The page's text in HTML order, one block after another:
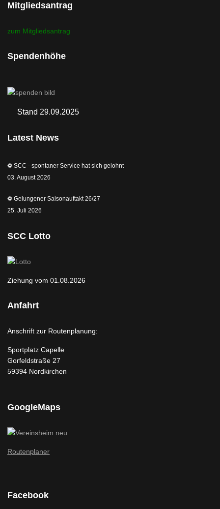
Mitgliedsantrag
zum Mitgliedsantrag
Spendenhöhe
Stand 29.09.2025
Latest News
⚽️ SCC - spontaner Service hat sich gelohnt
03. August 2026
⚽️ Gelungener Saisonauftakt 26/27
25. Juli 2026
SCC Lotto
Ziehung vom 01.08.2026
Anfahrt
Anschrift zur Routenplanung:
Sportplatz Capelle
Gorfeldstraße 27
59394 Nordkirchen
GoogleMaps
Routenplaner
Facebook